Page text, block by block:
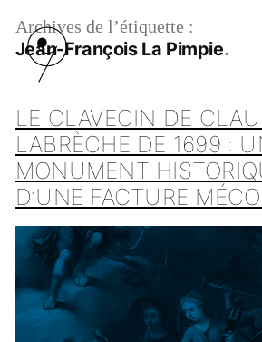
Archives de l’étiquette :
Jean-François La Pimpie
LE CLAVECIN DE
LABRÈCHE DE 1699 :
MONUMENT
D’UNE FACTURE